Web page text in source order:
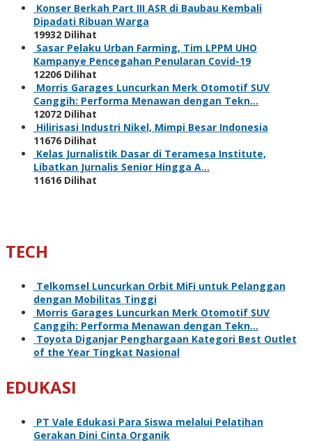
Konser Berkah Part III ASR di Baubau Kembali
Dipadati Ribuan Warga
19932 Dilihat
Sasar Pelaku Urban Farming, Tim LPPM UHO
Kampanye Pencegahan Penularan Covid-19
12206 Dilihat
Morris Garages Luncurkan Merk Otomotif SUV
Canggih: Performa Menawan dengan Tekn…
12072 Dilihat
Hilirisasi Industri Nikel, Mimpi Besar Indonesia
11676 Dilihat
Kelas Jurnalistik Dasar di Teramesa Institute,
Libatkan Jurnalis Senior Hingga A…
11616 Dilihat
TECH
Telkomsel Luncurkan Orbit MiFi untuk Pelanggan
dengan Mobilitas Tinggi
Morris Garages Luncurkan Merk Otomotif SUV
Canggih: Performa Menawan dengan Tekn…
Toyota Diganjar Penghargaan Kategori Best Outlet
of the Year Tingkat Nasional
EDUKASI
PT Vale Edukasi Para Siswa melalui Pelatihan
Gerakan Dini Cinta Organik